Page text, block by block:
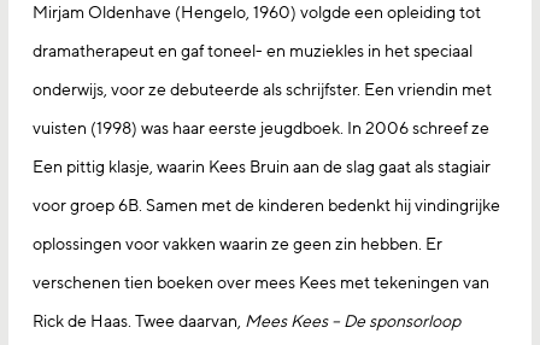
Mirjam Oldenhave (Hengelo, 1960) volgde een opleiding tot
dramatherapeut en gaf toneel- en muziekles in het speciaal
onderwijs, voor ze debuteerde als schrijfster. Een vriendin met
vuisten (1998) was haar eerste jeugdboek. In 2006 schreef ze
Een pittig klasje, waarin Kees Bruin aan de slag gaat als stagiair
voor groep 6B. Samen met de kinderen bedenkt hij vindingrijke
oplossingen voor vakken waarin ze geen zin hebben. Er
verschenen tien boeken over mees Kees met tekeningen van
Rick de Haas. Twee daarvan, Mees Kees – De sponsorloop